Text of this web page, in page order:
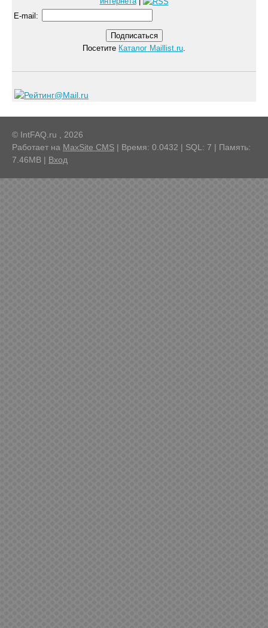
E-mail :
Посетите Каталог Maillist.ru.
© IntFAQ.ru , 2026
Работает на MaxSite CMS | Время: 0.0432 | SQL: 7 | Память:
7.46MB | Вход